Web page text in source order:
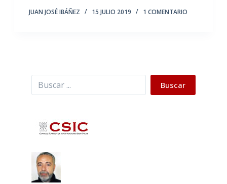
JUAN JOSÉ IBÁÑEZ 15 JULIO 2019 1 COMENTARIO
Buscar Buscar